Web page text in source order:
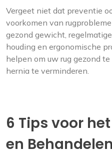
Vergeet niet dat preventie
voorkomen van
gezond gewicht,
houding en ergonomische
helpen om uw rug gezond
hernia te verminderen.
6 Tips voor
en